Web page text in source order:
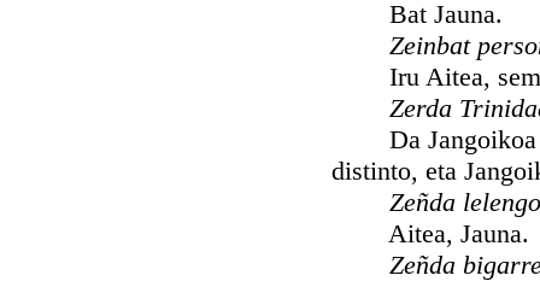
Bat Jauna.
Zeinbat
Iru Aitea,
Zerda
Da Jangoikoa
distinto, eta
Zeñda
Aitea, Jauna.
Zeñda